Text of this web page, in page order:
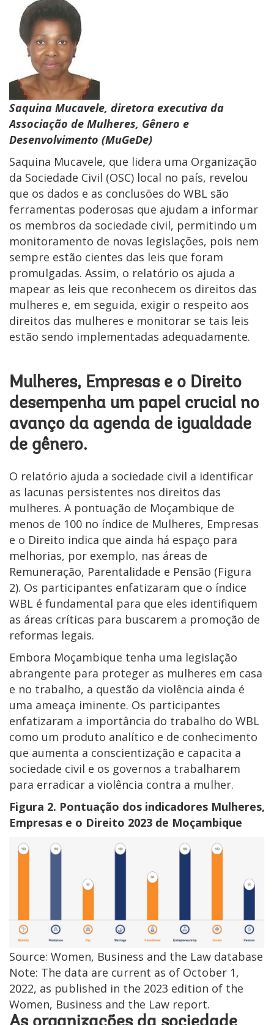
Saquina Mucavele, diretora executiva da
Associação de Mulheres, Gênero e
Desenvolvimento (MuGeDe)
Saquina Mucavele, que lidera uma Organização
da Sociedade Civil (OSC) local no país, revelou
que os dados e as conclusões do WBL são
ferramentas poderosas que ajudam a informar
os membros da sociedade civil, permitindo um
monitoramento de novas legislações, pois nem
sempre estão cientes das leis que foram
promulgadas. Assim, o relatório os ajuda a
mapear as leis que reconhecem os direitos das
mulheres e, em seguida, exigir o respeito aos
direitos das mulheres e monitorar se tais leis
estão sendo implementadas adequadamente.
Mulheres, Empresas e o Direito
desempenha um papel crucial no
avanço da agenda de igualdade
de gênero.
O relatório ajuda a sociedade civil a identificar
as lacunas persistentes nos direitos das
mulheres. A pontuação de Moçambique de
menos de 100 no índice de Mulheres, Empresas
e o Direito indica que ainda há espaço para
melhorias, por exemplo, nas áreas de
Remuneração, Parentalidade e Pensão (Figura
2). Os participantes enfatizaram que o índice
WBL é fundamental para que eles identifiquem
as áreas críticas para buscarem a promoção de
reformas legais.
Embora Moçambique tenha uma legislação
abrangente para proteger as mulheres em casa
e no trabalho, a questão da violência ainda é
uma ameaça iminente. Os participantes
enfatizaram a importância do trabalho do WBL
como um produto analítico e de conhecimento
que aumenta a conscientização e capacita a
sociedade civil e os governos a trabalharem
para erradicar a violência contra a mulher.
Figura 2. Pontuação dos indicadores Mulheres,
Empresas e o Direito 2023 de Moçambique
Source: Women, Business and the Law database
Note: The data are current as of October 1,
2022, as published in the 2023 edition of the
Women, Business and the Law report.